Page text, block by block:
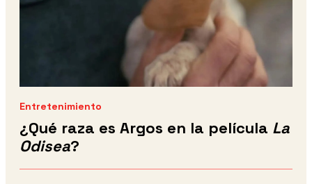
Entretenimiento
¿Qué raza es Argos en la película La
Odisea?